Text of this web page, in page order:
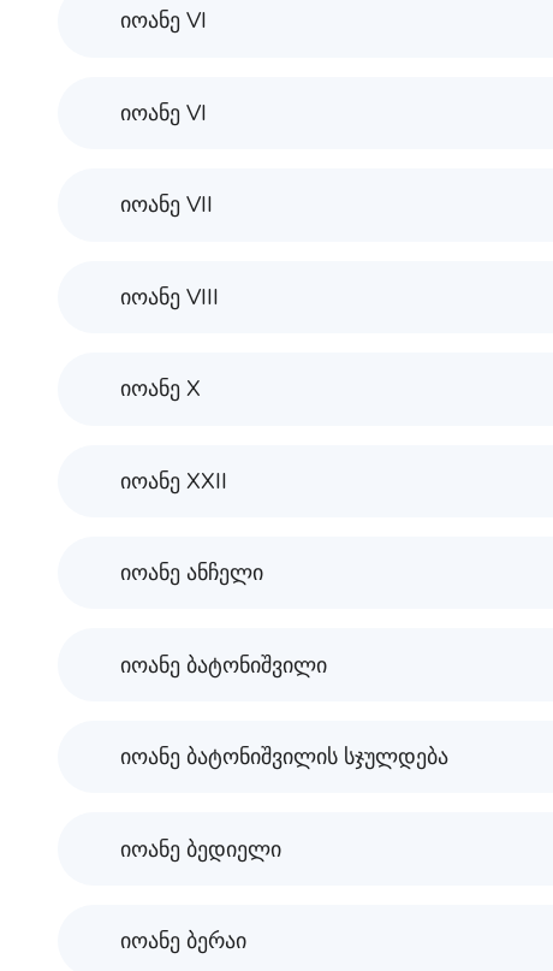
იოანე VI
იოანე VI
იოანე VII
იოანე VIII
იოანე X
იოანე XXII
იოანე ანჩელი
იოანე ბატონიშვილი
იოანე ბატონიშვილის სჯულდება
იოანე ბედიელი
იოანე ბერაი